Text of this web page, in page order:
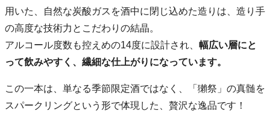
用いた、自然な炭酸ガスを酒中に閉じ込めた造りは、造り手
の高度な技術力とこだわりの結晶。
アルコール度数も控えめの14度に設計され、 幅広い層にと
って飲みやすく、繊細な仕上がりになっています。
この一本は、単なる季節限定酒ではなく、「獺祭」の真髄を
スパークリングという形で体現した、贅沢な逸品です！